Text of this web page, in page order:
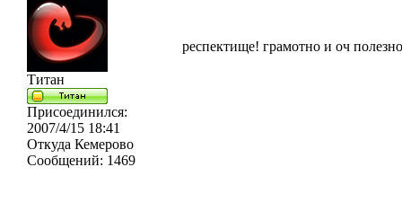
Титан
Присоединился:
2007/4/15 18:41
Откуда Кемерово
Сообщений: 1469
респектище! грамотно и оч